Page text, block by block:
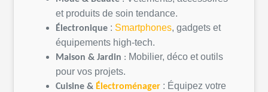
et produits de soin tendance.
Électronique : Smartphones, gadgets et
équipements high-tech.
Maison & Jardin : Mobilier, déco etoutils
pour vos projets.
Cuisine & Électroménager : Équipez votre